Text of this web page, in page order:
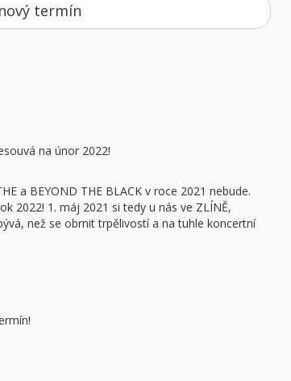
termín
na únor 2022!
a BEYOND THE BLACK v roce 2021 nebude.
2022! 1. máj 2021 si tedy u nás ve ZLÍNĚ,
než se obrnit trpělivostí a na tuhle koncertní